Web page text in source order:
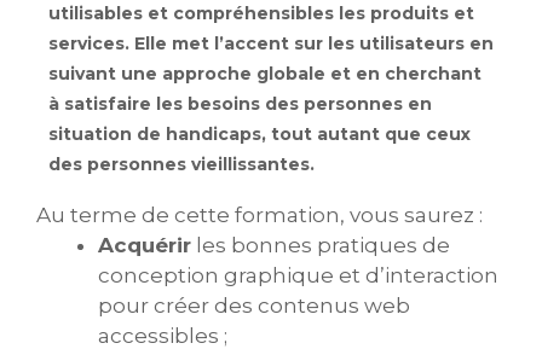
utilisables et compréhensibles les produits et
services. Elle met l’accent sur les utilisateurs en
suivant une approche globale et en cherchant
à satisfaire les besoins des personnes en
situation de handicaps, tout autant que ceux
des personnes vieillissantes.
Au terme de cette formation, vous saurez :
Acquérir les bonnes pratiques de
conception graphique et d’interaction
pour créer des contenus web
accessibles ;